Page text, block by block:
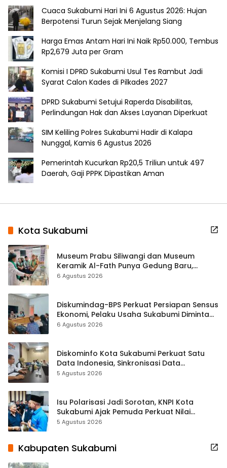
Cuaca Sukabumi Hari Ini 6 Agustus 2026: Hujan
Berpotensi Turun Sejak Menjelang Siang
Harga Emas Antam Hari Ini Naik Rp50.000, Tembus
Rp2,679 Juta per Gram
Komisi I DPRD Sukabumi Usul Tes Rambut Jadi
Syarat Calon Kades di Pilkades 2027
DPRD Sukabumi Setujui Raperda Disabilitas,
Perlindungan Hak dan Akses Layanan Diperkuat
SIM Keliling Polres Sukabumi Hadir di Kalapa
Nunggal, Kamis 6 Agustus 2026
Pemerintah Kucurkan Rp20,5 Triliun untuk 497
Daerah, Gaji PPPK Dipastikan Aman
Kota Sukabumi
Museum Prabu Siliwangi dan Museum
Keramik Al-Fath Punya Gedung Baru,
Hampir 500 Koleksi Dipisahkan
6 Agustus 2026
Diskumindag-BPS Perkuat Persiapan Sensus
Ekonomi, Pelaku Usaha Sukabumi Diminta
Terbuka Beri Data
6 Agustus 2026
Diskominfo Kota Sukabumi Perkuat Satu
Data Indonesia, Sinkronisasi Data
Kewilayahan Dikebut
5 Agustus 2026
Isu Polarisasi Jadi Sorotan, KNPI Kota
Sukabumi Ajak Pemuda Perkuat Nilai
Kebangsaan
5 Agustus 2026
Kabupaten Sukabumi